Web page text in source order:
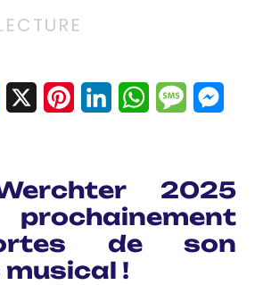
Facebook
X Pinterest
LinkedInWhatsApp
2025
de son
!